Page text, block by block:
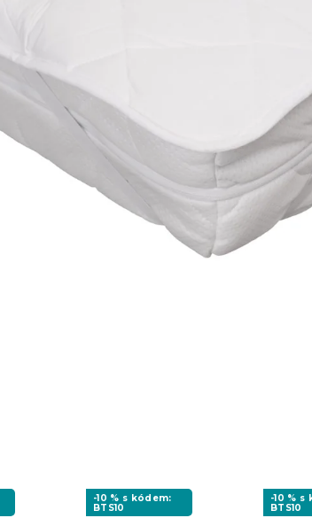
-10 % s kódem:
BTS10
-10 % s
BTS10